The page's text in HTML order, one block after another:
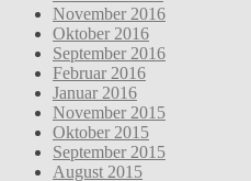
November 2016
Oktober 2016
September 2016
Februar 2016
Januar 2016
November 2015
Oktober 2015
September 2015
August 2015